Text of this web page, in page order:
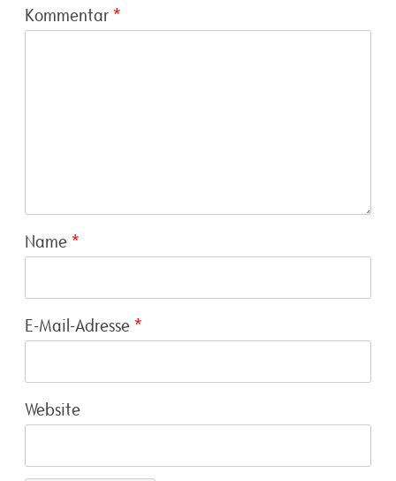
Kommentar *
Name *
E-Mail-Adresse *
Website